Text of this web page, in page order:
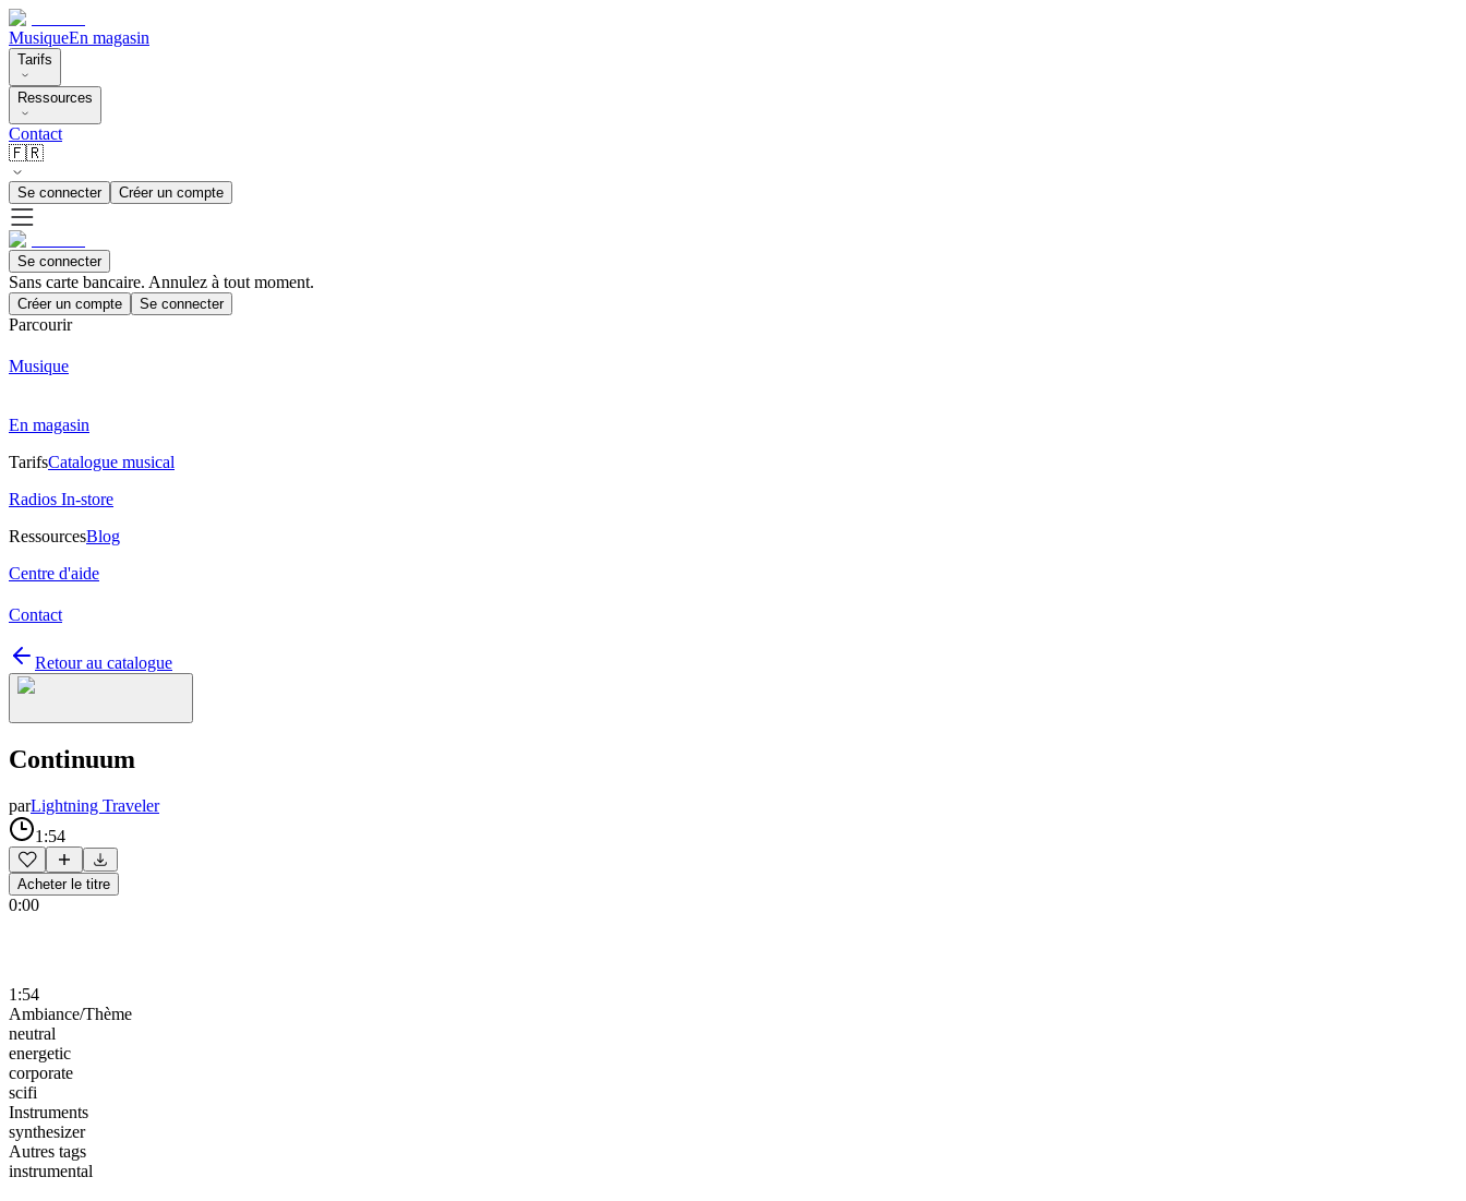
MusiqueEn magasin
Tarifs
Ressources
Contact
🇫🇷
Se connecter Créer un compte
Se connecter
Sans carte bancaire. Annulez à tout moment.
Créer un compte Se connecter
Parcourir
Musique
En magasin
TarifsCatalogue musical
Radios In-store
RessourcesBlog
Centre d'aide
Contact
Retour au catalogue
Continuum
parLightning Traveler
1:54
Acheter le titre
0:00
1:54
Ambiance/Thème
neutral
energetic
corporate
scifi
Instruments
synthesizer
Autres tags
instrumental